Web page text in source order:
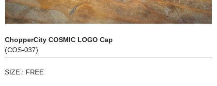
CART
ログイン
特定商取引法に基づく表記
ChopperCity COSMIC LOGO Cap
(COS-037)
SIZE : FREE